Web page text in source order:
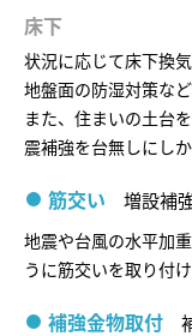
多彩な動画やこだわり
ホームラウンジ 新築
障がい者採用
ウエルネス事業
海外事業
床下
状況に応じて床下換
地盤面の防湿対策な
また、住まいの土台
震補強を台無しにし
筋交い 増設補
地震や台風の水平加
うに筋交いを取り付け
補強金物取付